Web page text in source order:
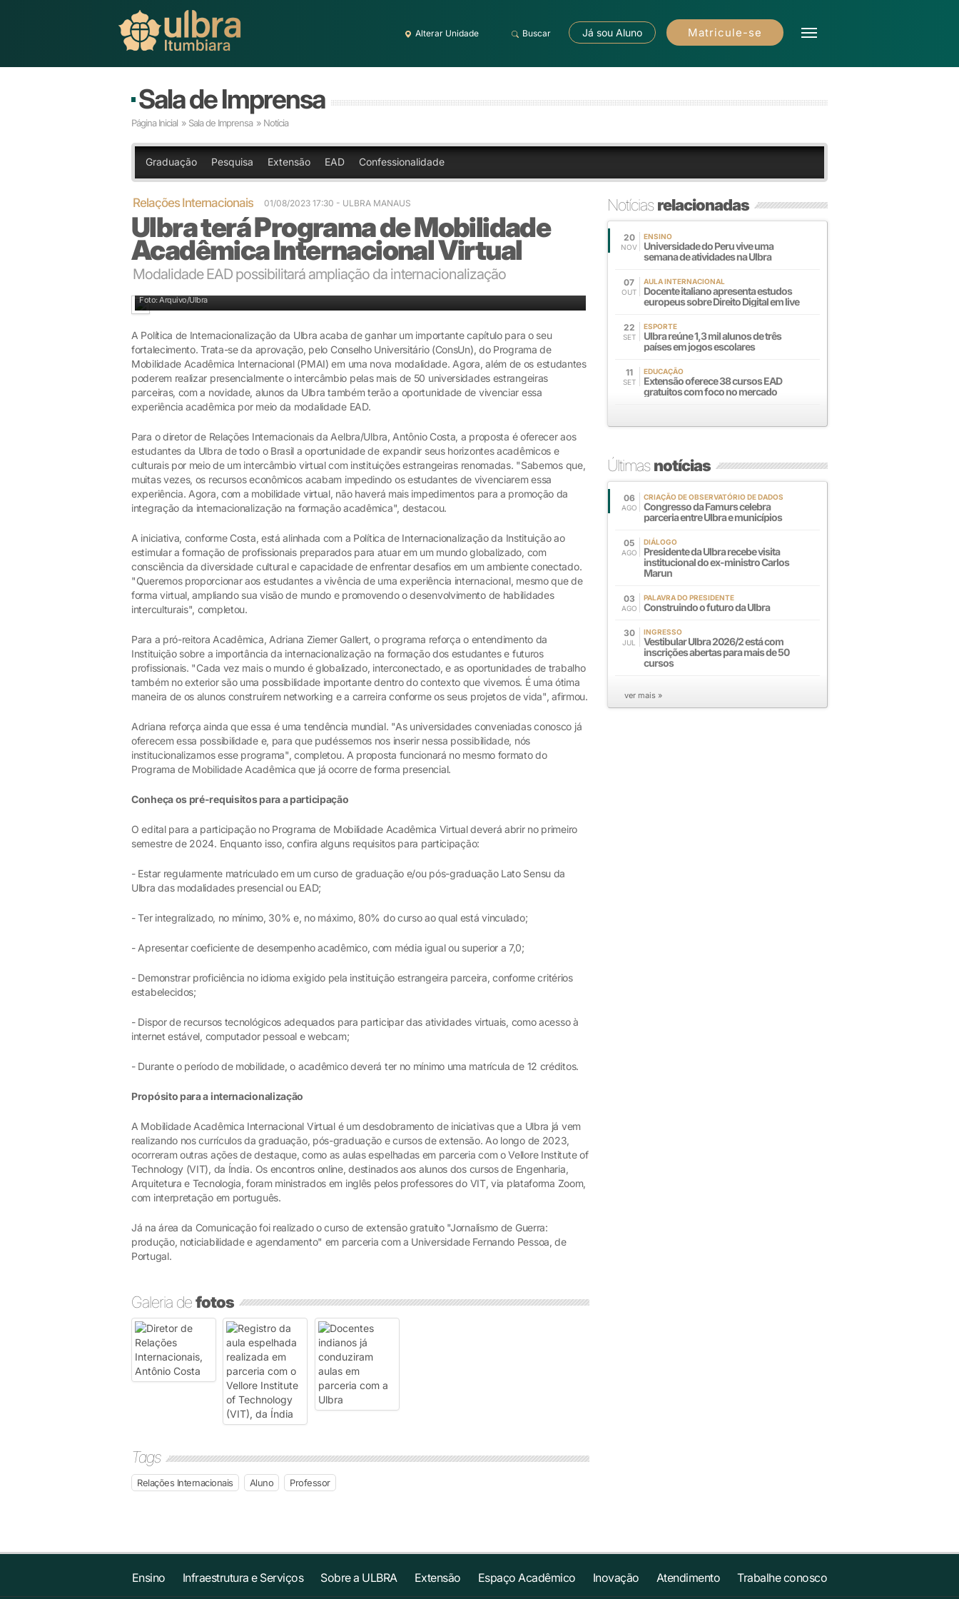
Alterar Unidade Buscar Já sou Aluno Matricule-se
Sala de Imprensa
Página Inicial » Sala de Imprensa » Notícia
Graduação Pesquisa Extensão EAD Confessionalidade
Relações Internacionais 01/08/2023 17:30 - ULBRA MANAUS
Ulbra terá Programa de Mobilidade
Acadêmica Internacional Virtual
Modalidade EAD possibilitará ampliação da internacionalização
Foto: Arquivo/Ulbra
A Política de Internacionalização da Ulbra acaba de ganhar um importante capítulo para o seu
fortalecimento. Trata-se da aprovação, pelo Conselho Universitário (ConsUn), do Programa de
Mobilidade Acadêmica Internacional (PMAI) em uma nova modalidade. Agora, além de os estudantes
poderem realizar presencialmente o intercâmbio pelas mais de 50 universidades estrangeiras
parceiras, com a novidade, alunos da Ulbra também terão a oportunidade de vivenciar essa
experiência acadêmica por meio da modalidade EAD.
Para o diretor de Relações Internacionais da Aelbra/Ulbra, Antônio Costa, a proposta é oferecer aos
estudantes da Ulbra de todo o Brasil a oportunidade de expandir seus horizontes acadêmicos e
culturais por meio de um intercâmbio virtual com instituições estrangeiras renomadas. "Sabemos que,
muitas vezes, os recursos econômicos acabam impedindo os estudantes de vivenciarem essa
experiência. Agora, com a mobilidade virtual, não haverá mais impedimentos para a promoção da
integração da internacionalização na formação acadêmica", destacou.
A iniciativa, conforme Costa, está alinhada com a Política de Internacionalização da Instituição ao
estimular a formação de profissionais preparados para atuar em um mundo globalizado, com
consciência da diversidade cultural e capacidade de enfrentar desafios em um ambiente conectado.
"Queremos proporcionar aos estudantes a vivência de uma experiência internacional, mesmo que de
forma virtual, ampliando sua visão de mundo e promovendo o desenvolvimento de habilidades
interculturais", completou.
Para a pró-reitora Acadêmica, Adriana Ziemer Gallert, o programa reforça o entendimento da
Instituição sobre a importância da internacionalização na formação dos estudantes e futuros
profissionais. "Cada vez mais o mundo é globalizado, interconectado, e as oportunidades de trabalho
também no exterior são uma possibilidade importante dentro do contexto que vivemos. É uma ótima
maneira de os alunos construírem networking e a carreira conforme os seus projetos de vida", afirmou.
Adriana reforça ainda que essa é uma tendência mundial. "As universidades conveniadas conosco já
oferecem essa possibilidade e, para que pudéssemos nos inserir nessa possibilidade, nós
institucionalizamos esse programa", completou. A proposta funcionará no mesmo formato do
Programa de Mobilidade Acadêmica que já ocorre de forma presencial.
Conheça os pré-requisitos para a participação
O edital para a participação no Programa de Mobilidade Acadêmica Virtual deverá abrir no primeiro
semestre de 2024. Enquanto isso, confira alguns requisitos para participação:
- Estar regularmente matriculado em um curso de graduação e/ou pós-graduação Lato Sensu da
Ulbra das modalidades presencial ou EAD;
- Ter integralizado, no mínimo, 30% e, no máximo, 80% do curso ao qual está vinculado;
- Apresentar coeficiente de desempenho acadêmico, com média igual ou superior a 7,0;
- Demonstrar proficiência no idioma exigido pela instituição estrangeira parceira, conforme critérios
estabelecidos;
- Dispor de recursos tecnológicos adequados para participar das atividades virtuais, como acesso à
internet estável, computador pessoal e webcam;
- Durante o período de mobilidade, o acadêmico deverá ter no mínimo uma matrícula de 12 créditos.
Propósito para a internacionalização
A Mobilidade Acadêmica Internacional Virtual é um desdobramento de iniciativas que a Ulbra já vem
realizando nos currículos da graduação, pós-graduação e cursos de extensão. Ao longo de 2023,
ocorreram outras ações de destaque, como as aulas espelhadas em parceria com o Vellore Institute of
Technology (VIT), da Índia. Os encontros online, destinados aos alunos dos cursos de Engenharia,
Arquitetura e Tecnologia, foram ministrados em inglês pelos professores do VIT, via plataforma Zoom,
com interpretação em português.
Já na área da Comunicação foi realizado o curso de extensão gratuito "Jornalismo de Guerra:
produção, noticiabilidade e agendamento" em parceria com a Universidade Fernando Pessoa, de
Portugal.
Galeria defotos
Tags
Relações Internacionais Aluno Professor
Notíciasrelacionadas
20
NOV
ENSINO
Universidade do Peru vive uma
semana de atividades na Ulbra
07
OUT
AULA INTERNACIONAL
Docente italiano apresenta estudos
europeus sobre Direito Digital em live
22
SET
ESPORTE
Ulbra reúne 1,3 mil alunos de três
países em jogos escolares
11
SET
EDUCAÇÃO
Extensão oferece 38 cursos EAD
gratuitos com foco no mercado
Últimasnotícias
06
AGO
CRIAÇÃO DE OBSERVATÓRIO DE DADOS
Congresso da Famurs celebra
parceria entre Ulbra e municípios
05
AGO
DIÁLOGO
Presidente da Ulbra recebe visita
institucional do ex-ministro Carlos
Marun
03
AGO
PALAVRA DO PRESIDENTE
Construindo o futuro da Ulbra
30
JUL
INGRESSO
Vestibular Ulbra 2026/2 está com
inscrições abertas para mais de 50
cursos
ver mais »
Ensino Infraestrutura e Serviços Sobre a ULBRA Extensão Espaço Acadêmico Inovação Atendimento Trabalhe conosco